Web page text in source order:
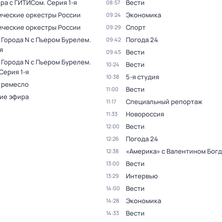
с ГИТИСом. Серия 1-я
оркестры России
оркестры России
N с Пьером Бурелем.
N с Пьером Бурелем.
1-я
эфира
08:57 Вести
09:24 Экономика
09:29 Спорт
09:42 Погода 24
09:45 Вести
10:24 Вести
10:38 5-я студия
11:00 Вести
11:17 Специальный репортаж
11:33 Новороссия
12:00 Вести
12:26 Погода 24
12:38 «Америка» с Валентином
13:00 Вести
13:29 Интервью
14:00 Вести
14:28 Экономика
14:33 Вести